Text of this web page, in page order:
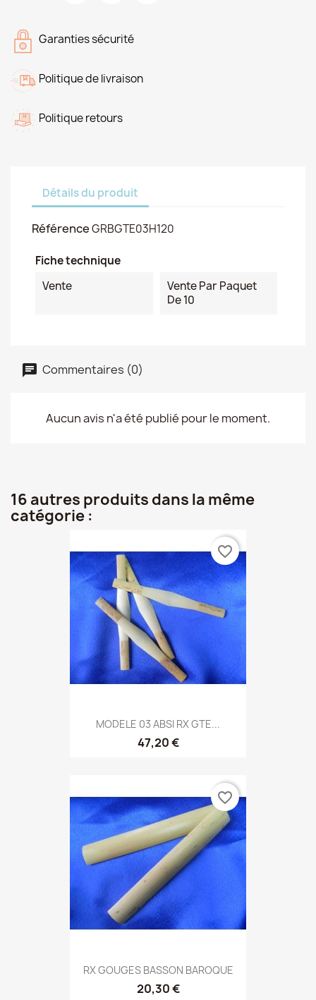
Garanties sécurité
Politique de livraison
Politique retours
Détails du produit
RéférenceGRBGTE03H120
Fiche technique
Vente
Vente Par Paquet
De 10
Commentaires (0)
Aucun avis n'a été publié pour le moment.
16 autres produits dans la même
catégorie :
MODELE 03 ABSI RX GTE...
47,20 €
favorite_border
RX GOUGES BASSON BAROQUE
20,30 €
favorite_border